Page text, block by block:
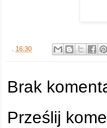
16:30
Brak
Prześlij